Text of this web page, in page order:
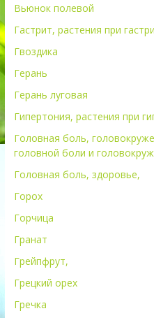
Вьюнок полевой
Гастрит, растения при
Гвоздика
Герань
Герань луговая
Гипертония, растения при
Головная боль,
головной боли и
Головная боль, здоровье,
Горох
Горчица
Гранат
Грейпфрут,
Грецкий орех
Гречка